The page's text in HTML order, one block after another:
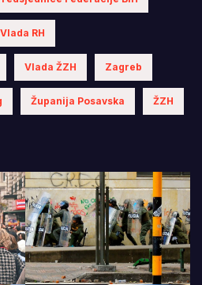
Vlada RH
Vlada ŽZH Zagreb
Županija Posavska ŽZH